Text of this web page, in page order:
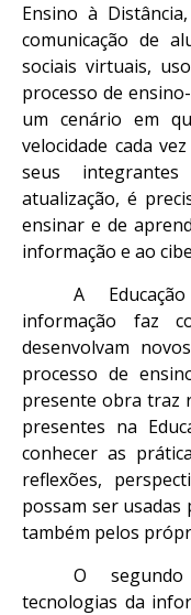
Ensino à
comunicação de
sociais virtuais,
processo de
um cenário em
velocidade cada
seus
atualização, é
ensinar e de
informação e ao
A
informação faz
desenvolvam
processo de
presente obra traz
presentes na
conhecer as
reflexões,
possam ser
também pelos
O
tecnologias da